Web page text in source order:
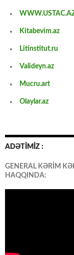
Kitabevim.az
Litinstitut.ru
Valideyn.az
Mucru.art
Olaylar.az
ADƏTİMİZ :
GENERAL KƏRİM
HAQQINDA: